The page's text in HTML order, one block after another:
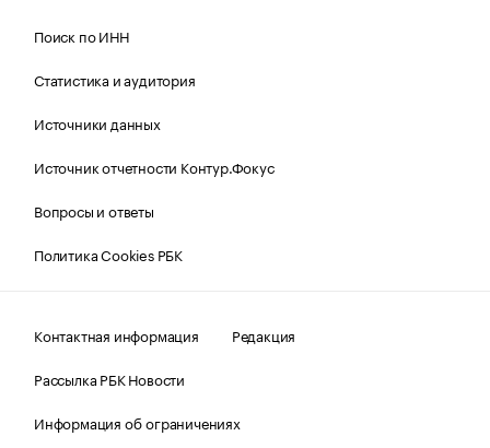
Поиск по ИНН
Статистика и аудитория
Источники данных
Источник отчетности Контур.Фокус
Вопросы и ответы
Политика Cookies РБК
Контактная информация
Редакция
Рассылка РБК Новости
Информация об ограничениях